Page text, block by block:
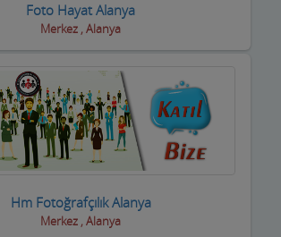
Foto Hayat Alanya
Merkez , Alanya
Hm Fotoğrafçılık Alanya
Merkez , Alanya